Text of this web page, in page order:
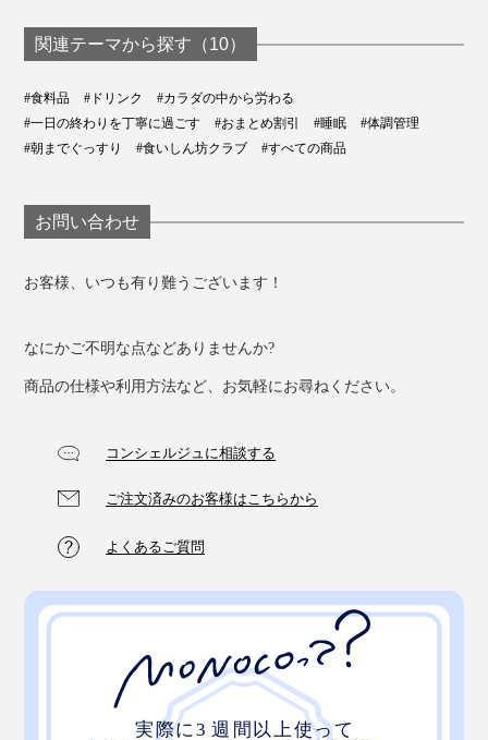
関連テーマから探す（10）
#食料品 #ドリンク
#カラダの中から労わる
#一日の終わりを丁寧に過ごす
#おまとめ割引 #睡眠
#体調管理
#朝までぐっすり
#食いしん坊クラブ #すべての商品
お問い合わせ
お客様、いつも有り難うございます！
なにかご不明な点などありませんか?
商品の仕様や利用方法など、お気軽にお尋ねください。
コンシェルジュに相談する
ご注文済みのお客様はこちらから
よくあるご質問